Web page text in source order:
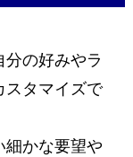
の好みやラ
スタマイズで
細かな要望や